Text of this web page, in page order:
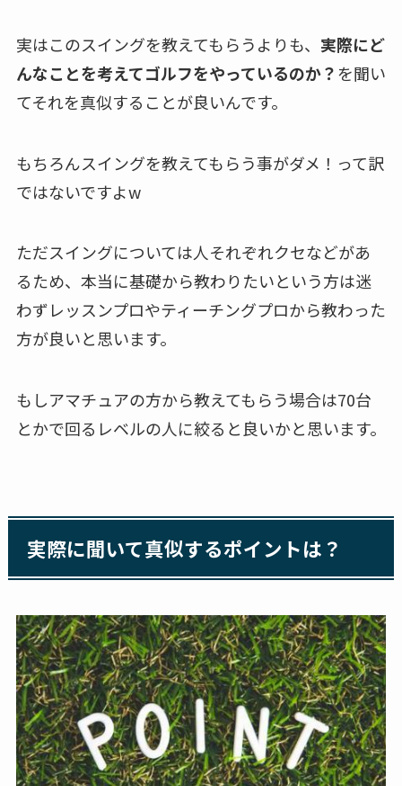
実はこのスイングを教えてもらうよりも、 実際にど
んなことを考えてゴルフをやっているのか？を聞い
てそれを真似することが良いんです。
もちろんスイングを教えてもらう事がダメ！って訳
ではないですよw
ただスイングについては人それぞれクセなどがあ
るため、本当に基礎から教わりたいという方は迷
わずレッスンプロやティーチングプロから教わった
方が良いと思います。
もしアマチュアの方から教えてもらう場合は70台
とかで回るレベルの人に絞ると良いかと思います。
実際に聞いて真似するポイントは？